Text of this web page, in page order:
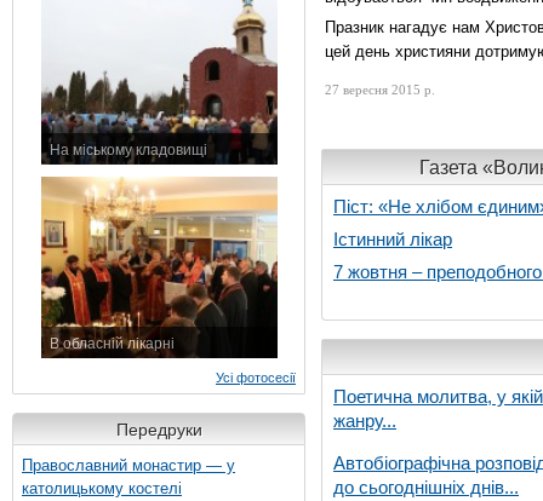
На міському кладовищі
В обласній лікарні
Усі фотосесії
Передруки
Православний монастир — у
католицькому костелі
Празник нагадує нам
цей день християни
27 вересня 2015 р.
Газета
Піст: «Не хлібом
Істинний лікар
7 жовтня –
Поетична молитва, у
жанру...
Автобіографічна
до сьогоднішніх днів...